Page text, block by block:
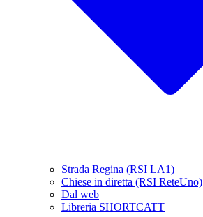
Strada Regina (RSI LA1)
Chiese in diretta (RSI ReteUno)
Dal web
Libreria SHORTCATT